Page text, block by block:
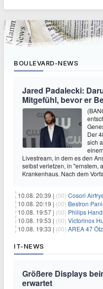
BOULEVARD-NEWS
Jared Padalecki:
Mitgefühl, bevor er
Der
sich
Livestream, in dem es den
selbst verletzen, in "ernstem,
Krankenhaus. Nach dem
10.08. 20:39 | (00) Cosori Airfryer 8,5L
10.08. 20:19 | (00) Bestron
10.08. 19:57 | (00) Philips
10.08. 19:53 | (00) Victorinox
10.08. 19:33 | (00) AREA 47
IT-NEWS
Größere Displays
erwartet